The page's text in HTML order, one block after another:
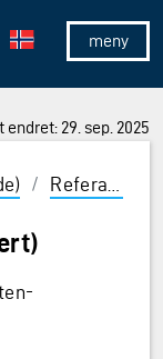
Vis/skjul
endret: 29. sep. 2025
/ Referanse